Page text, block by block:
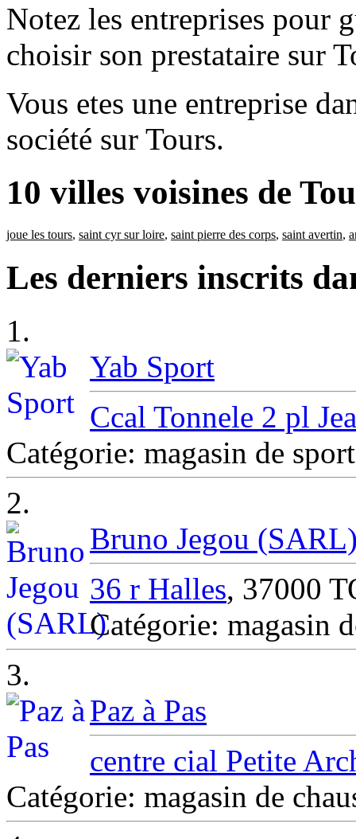
Notez les entreprises pour
choisir son prestataire sur
Vous etes une entreprise
société sur Tours.
10 villes voisines de
joue les tours, saint cyr sur loire, saint pierre des corps, saint avertin,
Les derniers inscrits
1.
Yab Sport
Ccal Tonnele 2 pl
Catégorie: magasin de
2.
Bruno Jegou
36 r Halles, 37000
Catégorie: magasin
3.
Paz à Pas
centre cial Petite
Catégorie: magasin de